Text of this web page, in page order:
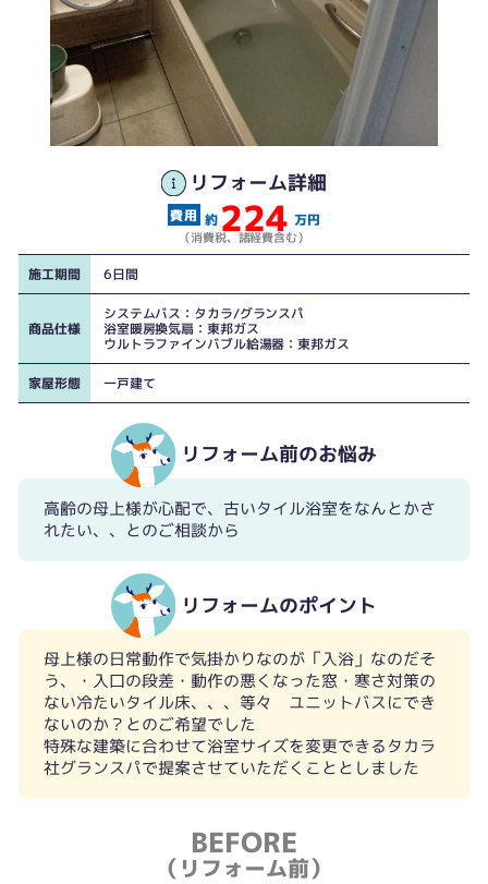
リフォーム詳細
約 224 万円
（消費税、諸経費含む）
施工期間 6日間
商品仕様
システムバス：タカラ/グランスパ
浴室暖房換気扇：東邦ガス
ウルトラファインバブル給湯器：東邦ガス
家屋形態 一戸建て
リフォーム前のお悩み
高齢の母上様が心配で、古いタイル浴室をなんとかさ
れたい、、とのご相談から
リフォームのポイント
母上様の日常動作で気掛かりなのが「入浴」なのだそ
う、・入口の段差・動作の悪くなった窓・寒さ対策の
ない冷たいタイル床、、、等々 ユニットバスにでき
ないのか？とのご希望でした
特殊な建築に合わせて浴室サイズを変更できるタカラ
社グランスパで提案させていただくこととしました
BEFORE
（リフォーム前）
築年数30年を過ぎている上下窓は作動悪く、毎日ご苦労されていたそう
新しいシステムバス 段差も解消され、浴室暖房のほか毎日の入浴はマイクロ
バブルをお楽しみいいただけます